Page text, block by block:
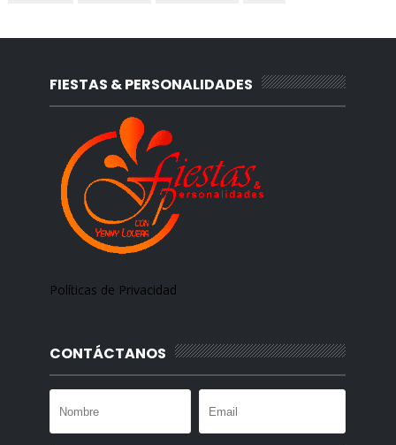
FIESTAS & PERSONALIDADES
Políticas de Privacidad
CONTÁCTANOS